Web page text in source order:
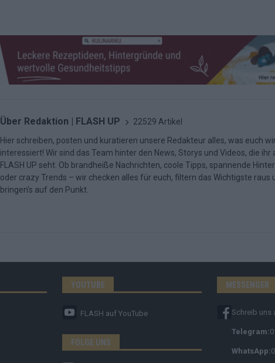
Über Redaktion | FLASH UP 22529 Artikel
Hier schreiben, posten und kuratieren unsere Redakteur alles, was euch
interessiert! Wir sind das Team hinter den News, Storys und Videos, die ihr
FLASH UP seht. Ob brandheiße Nachrichten, coole Tipps, spannende
oder crazy Trends – wir checken alles für euch, filtern das Wichtigste raus
bringen’s auf den Punkt.
YOUTUBE
FLASH auf YouTube
FOLGE UNS
MESSENGER
Schreib uns
Telegram:
WhatsApp: